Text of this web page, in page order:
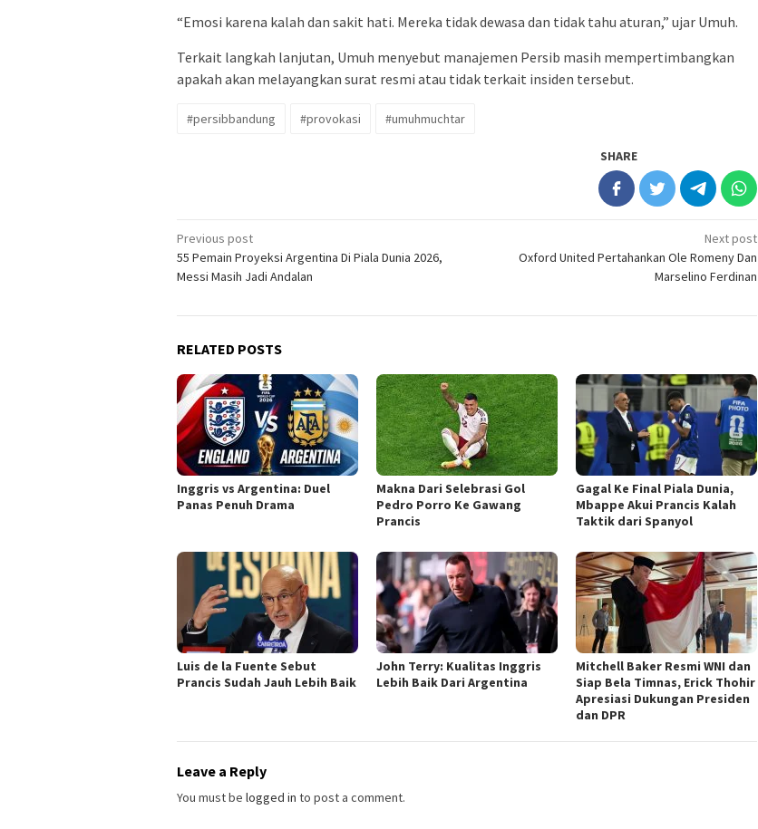
“Emosi karena kalah dan sakit hati. Mereka tidak dewasa dan tidak tahu aturan,” ujar Umuh.
Terkait langkah lanjutan, Umuh menyebut manajemen Persib masih mempertimbangkan
apakah akan melayangkan surat resmi atau tidak terkait insiden tersebut.
#persibbandung #provokasi #umuhmuchtar
SHARE
Post
navigation
Previous post
55 Pemain Proyeksi Argentina Di Piala Dunia 2026,
Messi Masih Jadi Andalan
Next post
Oxford United Pertahankan Ole Romeny Dan
Marselino Ferdinan
RELATED POSTS
Inggris vs Argentina: Duel
Panas Penuh Drama
Makna Dari Selebrasi Gol
Pedro Porro Ke Gawang
Prancis
Gagal Ke Final Piala Dunia,
Mbappe Akui Prancis Kalah
Taktik dari Spanyol
Luis de la Fuente Sebut
Prancis Sudah Jauh Lebih Baik
John Terry: Kualitas Inggris
Lebih Baik Dari Argentina
Mitchell Baker Resmi WNI dan
Siap Bela Timnas, Erick Thohir
Apresiasi Dukungan Presiden
dan DPR
Leave a Reply
You must be logged in to post a comment.